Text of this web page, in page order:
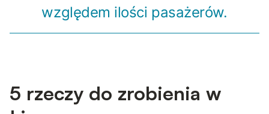
względem ilości pasażerów.
5 rzeczy do zrobienia w